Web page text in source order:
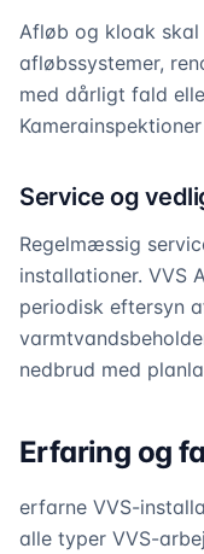
Afløb og kloak
afløbssystemer,
med dårligt fald
Service og
Regelmæssig
installationer. VVS
periodisk eftersyn
nedbrud med
Erfaring og
erfarne VVS-
alle typer VVS-